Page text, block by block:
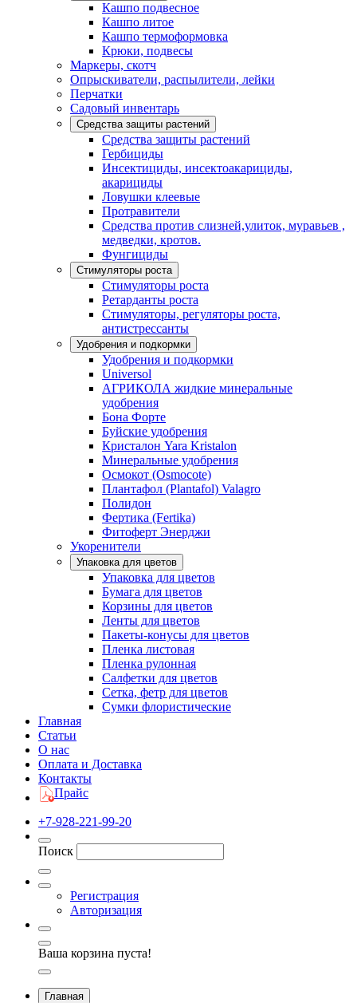
Кашпо подвесное
Кашпо литое
Кашпо термоформовка
Крюки, подвесы
Маркеры, скотч
Опрыскиватели, распылители, лейки
Перчатки
Садовый инвентарь
Средства защиты растений
Средства защиты растений
Гербициды
Инсектициды, инсектоакарициды,
акарициды
Ловушки клеевые
Протравители
Средства против слизней,улиток, муравьев ,
медведки, кротов.
Фунгициды
Стимуляторы роста
Стимуляторы роста
Ретарданты роста
Стимуляторы, регуляторы роста,
антистрессанты
Удобрения и подкормки
Удобрения и подкормки
Universol
АГРИКОЛА жидкие минеральные
удобрения
Бона Форте
Буйские удобрения
Кристалон Yara Kristalon
Минеральные удобрения
Осмокот (Osmocote)
Плантафол (Plantafol) Valagro
Полидон
Фертика (Fertika)
Фитоферт Энерджи
Укоренители
Упаковка для цветов
Упаковка для цветов
Бумага для цветов
Корзины для цветов
Ленты для цветов
Пакеты-конусы для цветов
Пленка листовая
Пленка рулонная
Салфетки для цветов
Сетка, фетр для цветов
Сумки флористические
Главная
Статьи
О нас
Оплата и Доставка
Контакты
Прайс
+7-928-221-99-20
Поиск
Регистрация
Авторизация
Ваша корзина пуста!
Главная